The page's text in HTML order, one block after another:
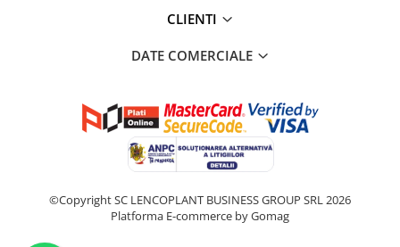
CLIENTI
DATE COMERCIALE
©Copyright SC LENCOPLANT BUSINESS GROUP SRL 2026
Platforma E-commerce by Gomag